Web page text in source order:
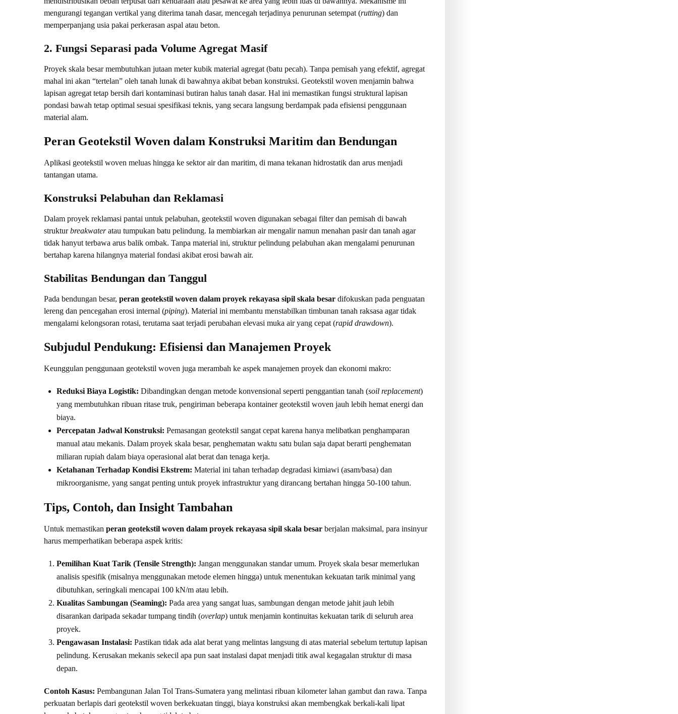
mengurangi tegangan vertikal yang diterima tanah dasar, mencegah terjadinya penurunan setempat (rutting) dan
memperpanjang usia pakai perkerasan aspal atau beton.
2. Fungsi Separasi pada Volume Agregat Masif
Proyek skala besar membutuhkan jutaan meter kubik material agregat (batu pecah). Tanpa pemisah yang efektif, agregat
mahal ini akan “tertelan” oleh tanah lunak di bawahnya akibat beban konstruksi. Geotekstil woven menjamin bahwa
lapisan agregat tetap bersih dari kontaminasi butiran halus tanah dasar. Hal ini memastikan fungsi struktural lapisan
pondasi bawah tetap optimal sesuai spesifikasi teknis, yang secara langsung berdampak pada efisiensi penggunaan
material alam.
Peran Geotekstil Woven dalam Konstruksi Maritim dan Bendungan
Aplikasi geotekstil woven meluas hingga ke sektor air dan maritim, di mana tekanan hidrostatik dan arus menjadi
tantangan utama.
Konstruksi Pelabuhan dan Reklamasi
Dalam proyek reklamasi pantai untuk pelabuhan, geotekstil woven digunakan sebagai filter dan pemisah di bawah
strukturbreakwateratau tumpukan batu pelindung. Ia membiarkan air mengalir namun menahan pasir dan tanah agar
tidak hanyut terbawa arus balik ombak. Tanpa material ini, struktur pelindung pelabuhan akan mengalami penurunan
bertahap karena hilangnya material fondasi akibat erosi bawah air.
Stabilitas Bendungan dan Tanggul
Pada bendungan besar, peran geotekstil woven dalam proyek rekayasa sipil skala besar difokuskan pada penguatan
lereng dan pencegahan erosi internal (piping). Material ini membantu menstabilkan timbunan tanah raksasa agar tidak
mengalami kelongsoran rotasi, terutama saat terjadi perubahan elevasi muka air yang cepat (rapid drawdown).
Subjudul Pendukung: Efisiensi dan Manajemen Proyek
Keunggulan penggunaan geotekstil woven juga merambah ke aspek manajemen proyek dan ekonomi makro:
Reduksi Biaya Logistik: Dibandingkan dengan metode konvensional seperti penggantian tanah (soil replacement)
yang membutuhkan ribuan ritase truk, pengiriman beberapa kontainer geotekstil woven jauh lebih hemat energi dan
biaya.
Percepatan Jadwal Konstruksi: Pemasangan geotekstil sangat cepat karena hanya melibatkan penghamparan
manual atau mekanis. Dalam proyek skala besar, penghematan waktu satu bulan saja dapat berarti penghematan
miliaran rupiah dalam biaya operasional alat berat dan tenaga kerja.
Ketahanan Terhadap Kondisi Ekstrem: Material ini tahan terhadap degradasi kimiawi (asam/basa) dan
mikroorganisme, yang sangat penting untuk proyek infrastruktur yang dirancang bertahan hingga 50-100 tahun.
Tips, Contoh, dan Insight Tambahan
Untuk memastikan peran geotekstil woven dalam proyek rekayasa sipil skala besar berjalan maksimal, para insinyur
harus memperhatikan beberapa aspek kritis:
Pemilihan Kuat Tarik (Tensile Strength): Jangan menggunakan standar umum. Proyek skala besar memerlukan
analisis spesifik (misalnya menggunakan metode elemen hingga) untuk menentukan kekuatan tarik minimal yang
dibutuhkan, seringkali mencapai 100 kN/m atau lebih.
Kualitas Sambungan (Seaming): Pada area yang sangat luas, sambungan dengan metode jahit jauh lebih
disarankan daripada sekadar tumpang tindih (overlap) untuk menjamin kontinuitas kekuatan tarik di seluruh area
proyek.
Pengawasan Instalasi: Pastikan tidak ada alat berat yang melintas langsung di atas material sebelum tertutup lapisan
pelindung. Kerusakan mekanis sekecil apa pun saat instalasi dapat menjadi titik awal kegagalan struktur di masa
depan.
Contoh Kasus: Pembangunan Jalan Tol Trans-Sumatera yang melintasi ribuan kilometer lahan gambut dan rawa. Tanpa
perkuatan berlapis dari geotekstil woven berkekuatan tinggi, biaya konstruksi akan membengkak berkali-kali lipat